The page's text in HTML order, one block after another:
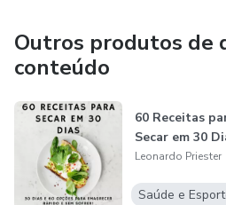
Outros produtos de
conteúdo
60 Receitas
Secar em 30
Leonardo Priester
Saúde e